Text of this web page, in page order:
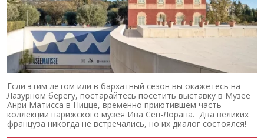
Если этим летом или в бархатный сезон вы окажетесь на
Лазурном берегу, постарайтесь посетить выставку в Музее
Анри Матисса в Ницце, временно приютившем часть
коллекции парижского музея Ива Сен-Лорана. Два великих
француза никогда не встречались, но их диалог состоялся!